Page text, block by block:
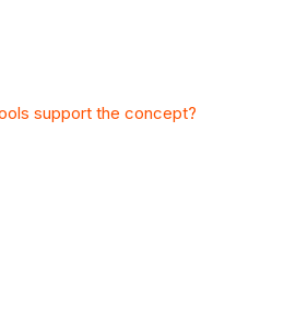
support the concept?